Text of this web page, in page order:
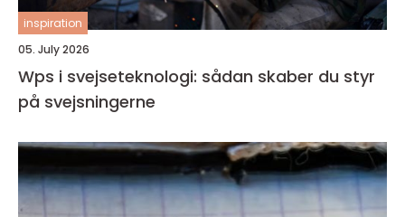
inspiration
05. July 2026
Wps i svejseteknologi: sådan skaber du styr
på svejsningerne